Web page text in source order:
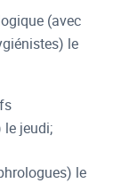
(avec
le
jeudi;
le